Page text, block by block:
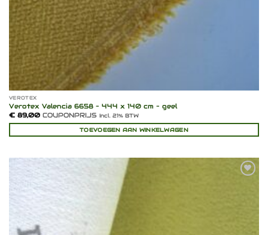
VEROTEX
Verotex Valencia 6658 – 444 x 140 cm – geel
€89,00COUPONPRIJS Incl. 21% BTW
TOEVOEGEN AAN WINKELWAGEN